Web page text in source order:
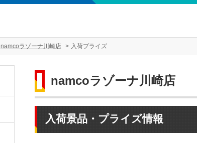
namcoラゾーナ川崎店 入荷プライズ
namcoラゾーナ川崎店
入荷景品・プライズ情報